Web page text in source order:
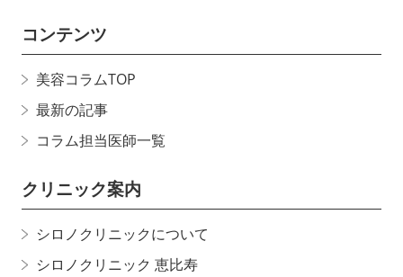
コンテンツ
美容コラムTOP
最新の記事
コラム担当医師一覧
クリニック案内
シロノクリニックについて
シロノクリニック 恵比寿